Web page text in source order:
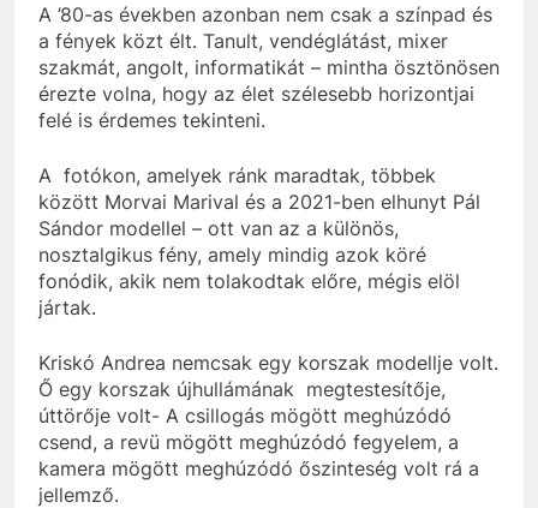
A ’80-as években azonban nem csak a színpad és
a fények közt élt. Tanult, vendéglátást, mixer
szakmát, angolt, informatikát – mintha ösztönösen
érezte volna, hogy az élet szélesebb horizontjai
felé is érdemes tekinteni.
A fotókon, amelyek ránk maradtak, többek
között Morvai Marival és a 2021-ben elhunyt Pál
Sándor modellel – ott van az a különös,
nosztalgikus fény, amely mindig azok köré
fonódik, akik nem tolakodtak előre, mégis elöl
jártak.
Kriskó Andrea nemcsak egy korszak modellje volt.
Ő egy korszak újhullámának megtestesítője,
úttörője volt- A csillogás mögött meghúzódó
csend, a revü mögött meghúzódó fegyelem, a
kamera mögött meghúzódó őszinteség volt rá a
jellemző.